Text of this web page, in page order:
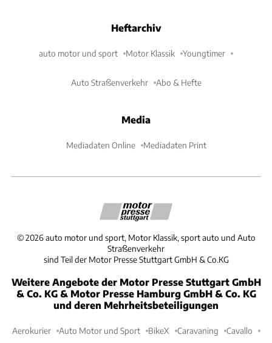
Heftarchiv
auto motor und sport Motor Klassik Youngtimer
Auto Straßenverkehr Abo & Hefte
Media
Mediadaten Online Mediadaten Print
©2026 auto motor und sport, Motor Klassik, sport auto und Auto
Straßenverkehr
sind Teil der Motor Presse Stuttgart GmbH & Co.KG
Weitere Angebote der Motor Presse Stuttgart GmbH
& Co. KG & Motor Presse Hamburg GmbH & Co. KG
und deren Mehrheitsbeteiligungen
Aerokurier Auto Motor und Sport BikeX Caravaning Cavallo